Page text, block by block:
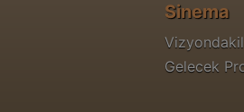
Sinema
Gelecek